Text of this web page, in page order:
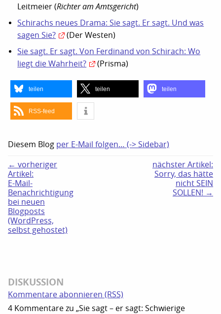
Leitmeier (Richter am Amtsgericht)
Schirachs neues Drama: Sie sagt. Er sagt. Und was
sagen Sie?
(Der Westen)
Sie sagt. Er sagt. Von Ferdinand von Schirach: Wo
liegt die Wahrheit?
(Prisma)
teilen teilen teilen
RSS-feed
Diesem Blog per E-Mail folgen… (-> Sidebar)
← vorheriger
Artikel:
E-Mail-
Benachrichtigung
bei neuen
Blogposts
(WordPress,
selbst gehostet)
nächster Artikel:
Sorry, das hätte
nicht SEIN
SOLLEN! →
DISKUSSION
Kommentare abonnieren (RSS)
4 Kommentare zu „Sie sagt – er sagt: Schwierige